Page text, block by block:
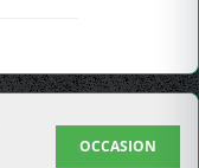
OCCASION